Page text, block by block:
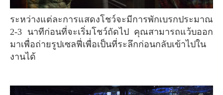
ระหว่างแต่ละการแสดงโชว์จะมีการพักเบรกประมาณ
2-3 นาทีก่อนที่จะเริ่มโชว์ถัดไป คุณสามารถแว้บออก
มาเพื่อถ่ายรูปเซลฟี่เพื่อเป็นที่ระลึกก่อนกลับเข้าไปใน
งานได้